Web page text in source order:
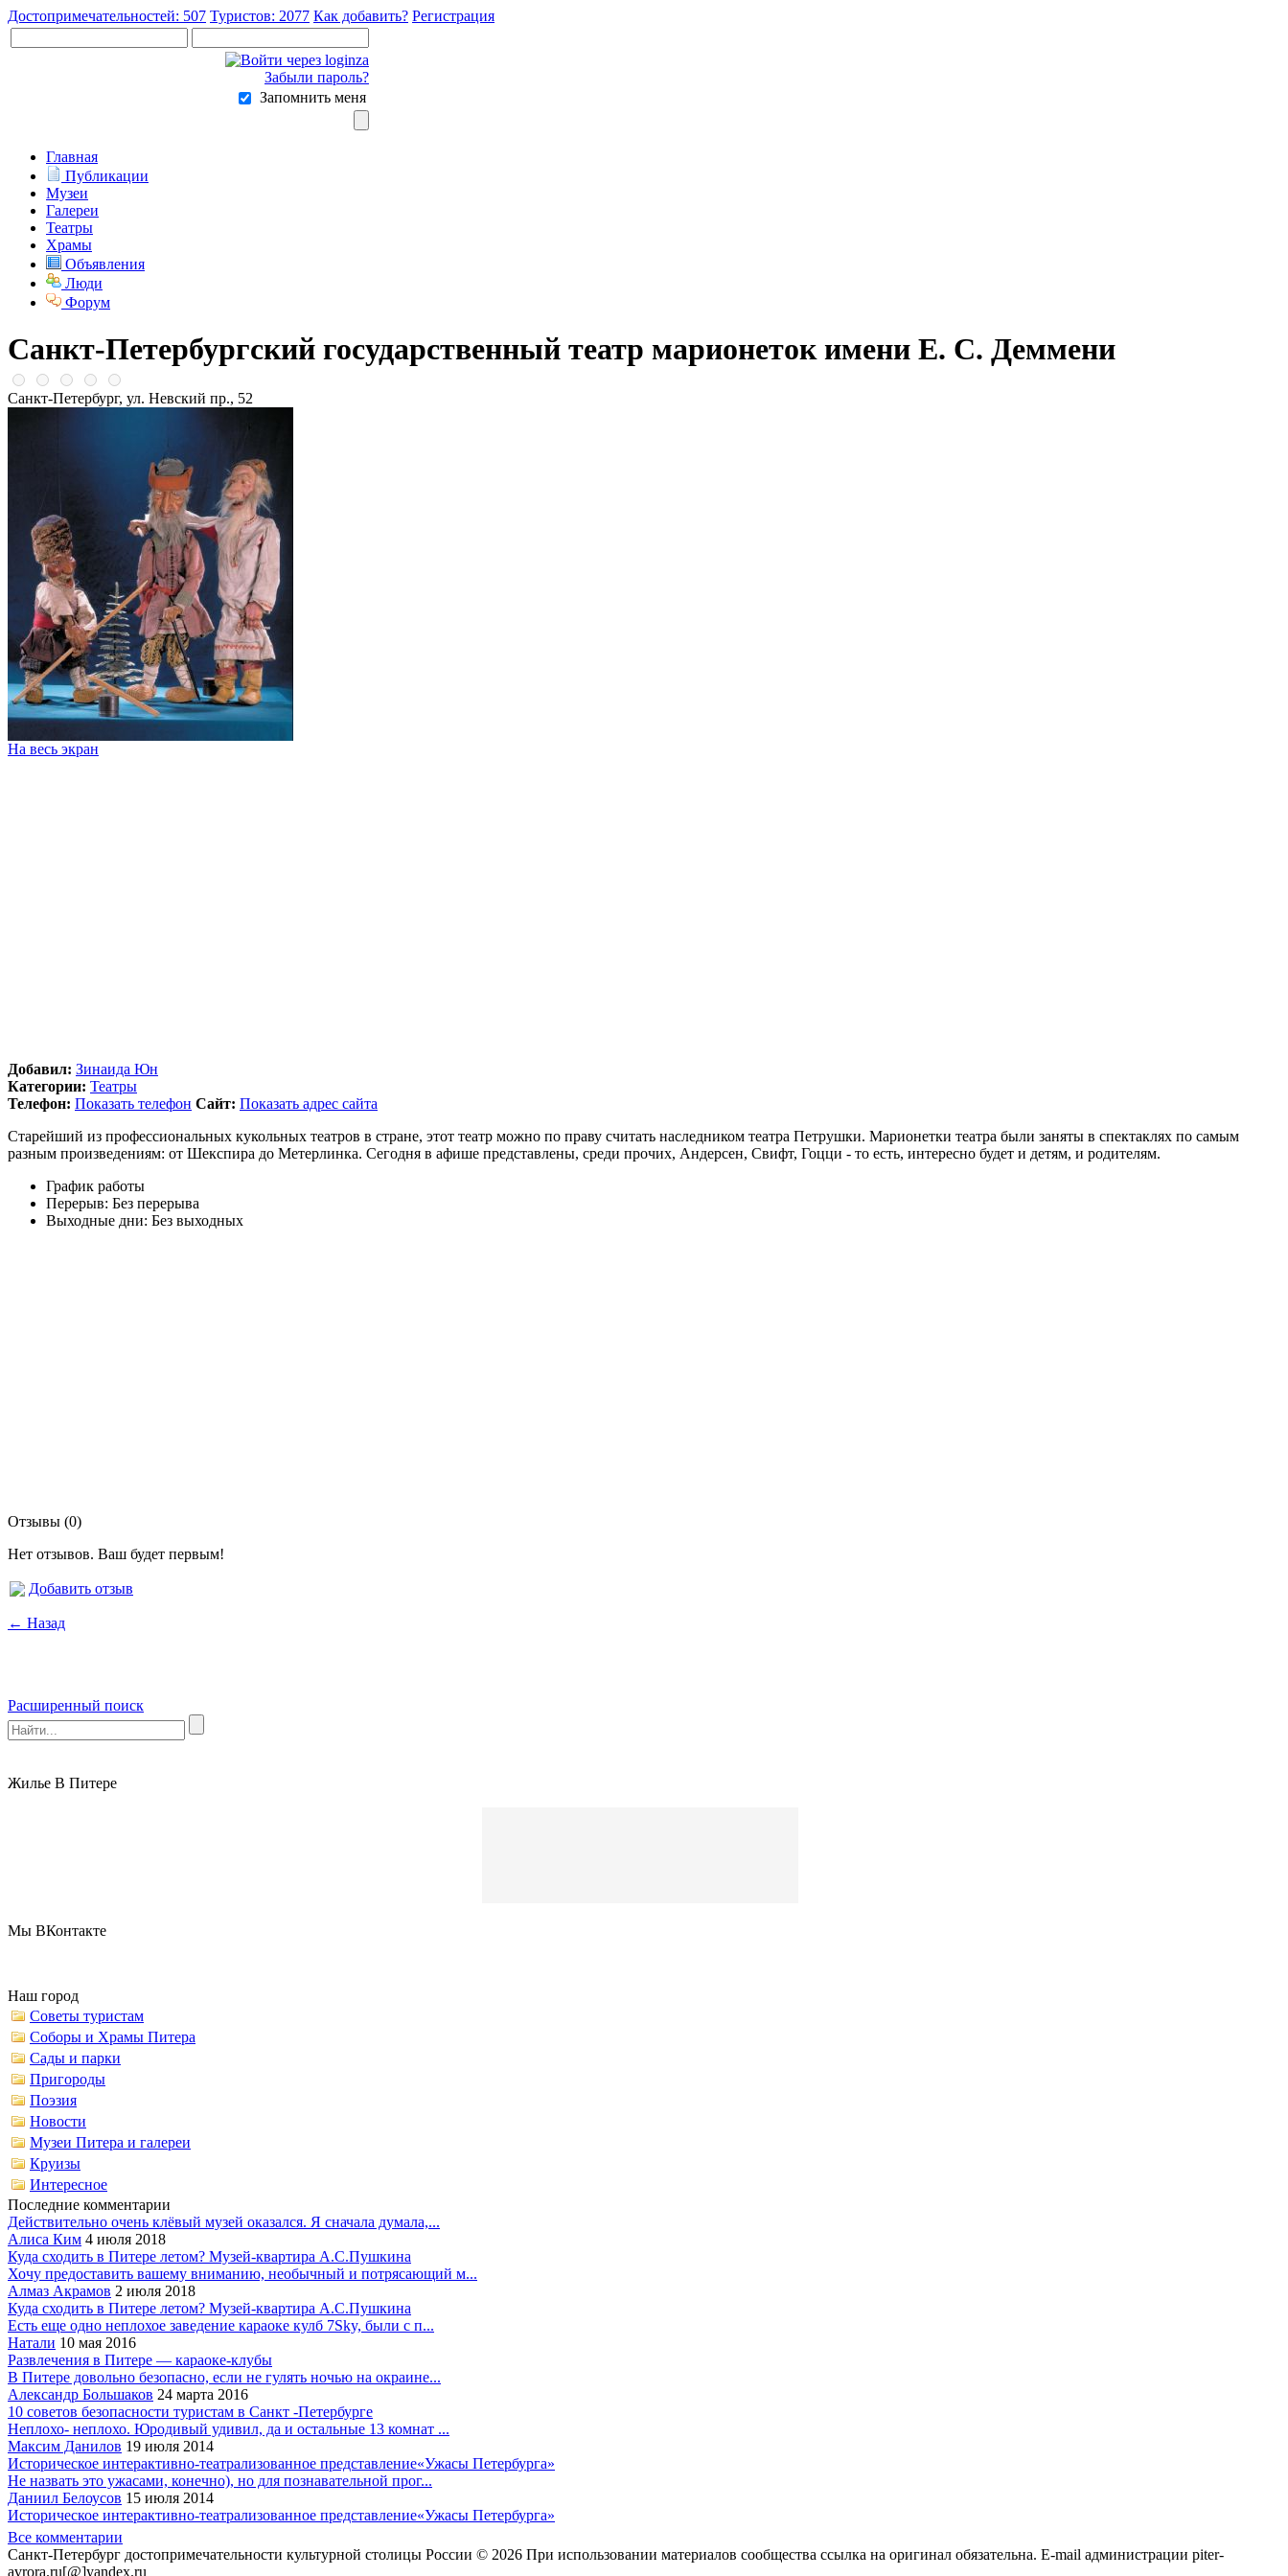
Достопримечательностей: 507 Туристов: 2077 Как добавить? Регистрация
Забыли пароль?
Запомнить меня
Главная
Публикации
Музеи
Галереи
Театры
Храмы
Объявления
Люди
Форум
Санкт-Петербургский государственный театр марионеток имени Е. С. Деммени
Санкт-Петербург, ул. Невский пр., 52
На весь экран
Добавил: Зинаида Юн
Категории: Театры
Телефон: Показать телефон Сайт: Показать адрес сайта
Старейший из профессиональных кукольных театров в стране, этот театр можно по праву считать наследником театра Петрушки. Марионетки театра были заняты в спектаклях по самым
разным произведениям: от Шекспира до Метерлинка. Сегодня в афише представлены, среди прочих, Андерсен, Свифт, Гоцци - то есть, интересно будет и детям, и родителям.
График работы
Перерыв: Без перерыва
Выходные дни: Без выходных
Отзывы (0)
Нет отзывов. Ваш будет первым!
Добавить отзыв
← Назад
Расширенный поиск
Жилье В Питере
Мы ВКонтакте
Наш город
Советы туристам
Соборы и Храмы Питера
Сады и парки
Пригороды
Поэзия
Новости
Музеи Питера и галереи
Круизы
Интересное
Последние комментарии
Действительно очень клёвый музей оказался. Я сначала думала,...
Алиса Ким 4 июля 2018
Куда сходить в Питере летом? Музей-квартира А.С.Пушкина
Хочу предоставить вашему вниманию, необычный и потрясающий м...
Алмаз Акрамов 2 июля 2018
Куда сходить в Питере летом? Музей-квартира А.С.Пушкина
Есть еще одно неплохое заведение караоке кулб 7Sky, были с п...
Натали 10 мая 2016
Развлечения в Питере — караоке-клубы
В Питере довольно безопасно, если не гулять ночью на окраине...
Александр Большаков 24 марта 2016
10 советов безопасности туристам в Санкт -Петербурге
Неплохо- неплохо. Юродивый удивил, да и остальные 13 комнат ...
Максим Данилов 19 июля 2014
Историческое интерактивно-театрализованное представление«Ужасы Петербурга»
Не назвать это ужасами, конечно), но для познавательной прог...
Даниил Белоусов 15 июля 2014
Историческое интерактивно-театрализованное представление«Ужасы Петербурга»
Все комментарии
Санкт-Петербург достопримечательности культурной столицы России © 2026 При использовании материалов сообщества ссылка на оригинал обязательна. E-mail администрации piter-
avrora.ru[@]yandex.ru